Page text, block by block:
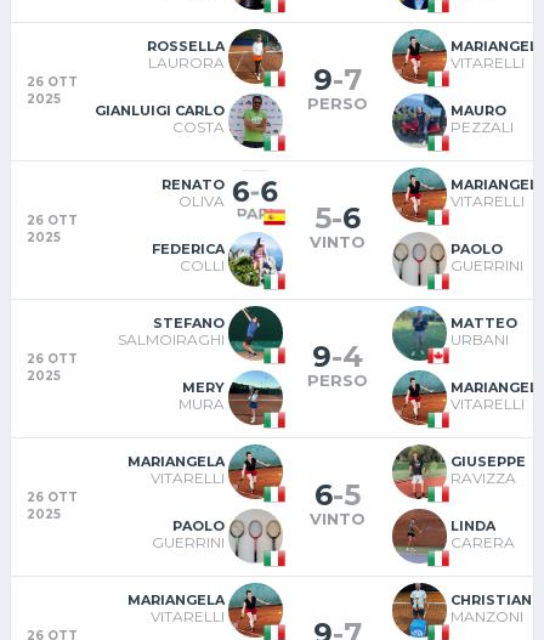
26 OTT
2025
ROSSELLA
LAURORA
GIANLUIGI CARLO
COSTA
9-7
PERSO
VITARELLI
MAURO
PEZZALI
26 OTT
2025
RENATO
OLIVA
FEDERICA
COLLI
5-6
VINTO
VITARELLI
PAOLO
GUERRINI
26 OTT
2025
STEFANO
SALMOIRAGHI
MERY
MURA
9-4
PERSO
MATTEO
URBANI
VITARELLI
26 OTT
2025
MARIANGELA
VITARELLI
PAOLO
GUERRINI
6-5
VINTO
GIUSEPPE
RAVIZZA
LINDA
CARERA
26 OTT
MARIANGELA
VITARELLI
CHRISTIAN
MANZONI